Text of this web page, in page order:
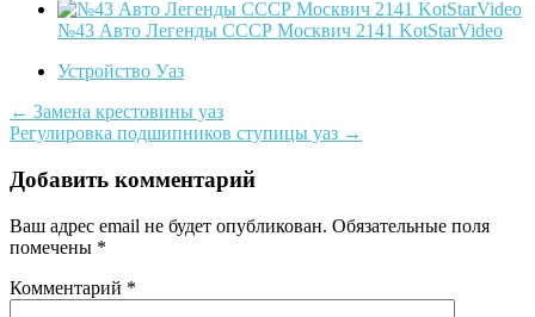
№43 Авто Легенды СССР Москвич 2141 KotStarVideo
Устройство Уаз
Post
navigation
← Замена крестовины уаз
Регулировка подшипников ступицы уаз →
Добавить комментарий
Ваш адрес email не будет опубликован. Обязательные поля
помечены *
Комментарий *